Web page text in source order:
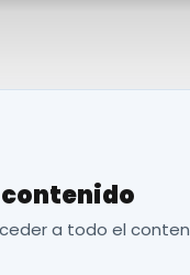
(OCV).
a todo el